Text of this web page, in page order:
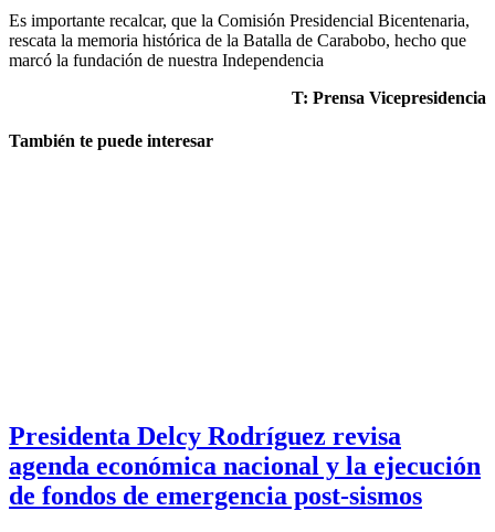
Es importante recalcar, que la Comisión Presidencial Bicentenaria,
rescata la memoria histórica de la Batalla de Carabobo, hecho que
marcó la fundación de nuestra Independencia
T: Prensa Vicepresidencia
También te puede interesar
Presidenta Delcy Rodríguez revisa
agenda económica nacional y la ejecución
de fondos de emergencia post-sismos